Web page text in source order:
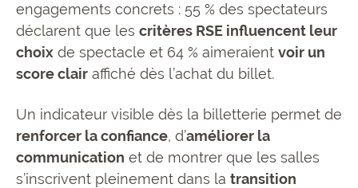
engagements concrets : 55 % des spectateurs
déclarent que les critères RSE influencent leur
choix de spectacle et 64 % aimeraient voir un
score clair affiché dès l’achat du billet.
Un indicateur visible dès la billetterie permet de
renforcer la confiance, d’améliorer la
communication et de montrer que les salles
s’inscrivent pleinement dans la transition